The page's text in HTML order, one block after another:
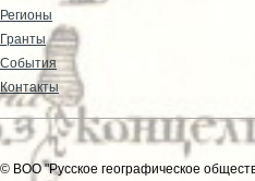
Регионы
Гранты
События
Контакты
© ВОО "Русское географическое